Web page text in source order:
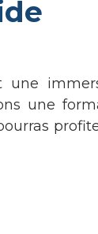
une
une